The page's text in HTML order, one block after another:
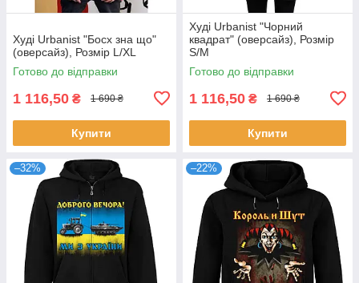
Худі Urbanist "Босх зна що"
(оверсайз), Розмір L/XL
Готово до відправки
1 116,50 ₴ 1 690 ₴
Купити
Худі Urbanist "Чорний
квадрат" (оверсайз), Розмір
S/M
Готово до відправки
1 116,50 ₴ 1 690 ₴
Купити
–32% –22%